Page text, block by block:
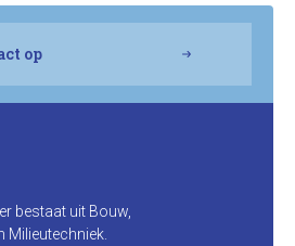
op
bestaat uit Bouw,
Milieutechniek.